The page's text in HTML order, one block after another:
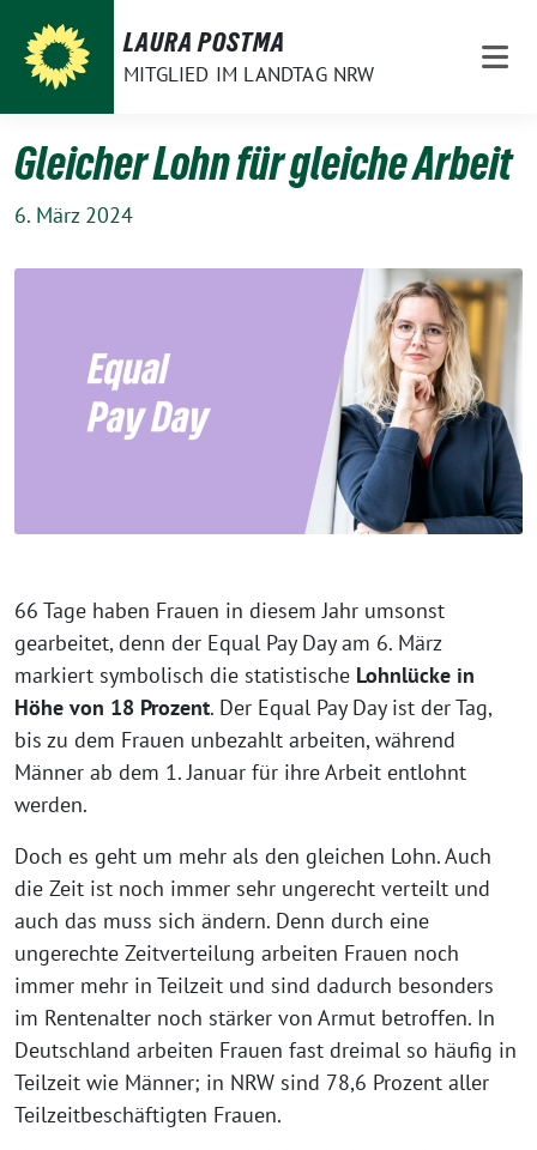
zum
Inhalt
LAURA POSTMA
MITGLIED IM LANDTAG NRW
Gleicher Lohn für gleiche Arbeit
6. März 2024
66 Tage haben Frauen in diesem Jahr umsonst
gearbeitet, denn der Equal Pay Day am 6. März
markiert symbolisch die statistische Lohnlücke in
Höhe von 18 Prozent. Der Equal Pay Day ist der Tag,
bis zu dem Frauen unbezahlt arbeiten, während
Männer ab dem 1. Januar für ihre Arbeit entlohnt
werden.
Doch es geht um mehr als den gleichen Lohn. Auch
die Zeit ist noch immer sehr ungerecht verteilt und
auch das muss sich ändern. Denn durch eine
ungerechte Zeitverteilung arbeiten Frauen noch
immer mehr in Teilzeit und sind dadurch besonders
im Rentenalter noch stärker von Armut betroffen. In
Deutschland arbeiten Frauen fast dreimal so häufig in
Teilzeit wie Männer; in NRW sind 78,6 Prozent aller
Teilzeitbeschäftigten Frauen.